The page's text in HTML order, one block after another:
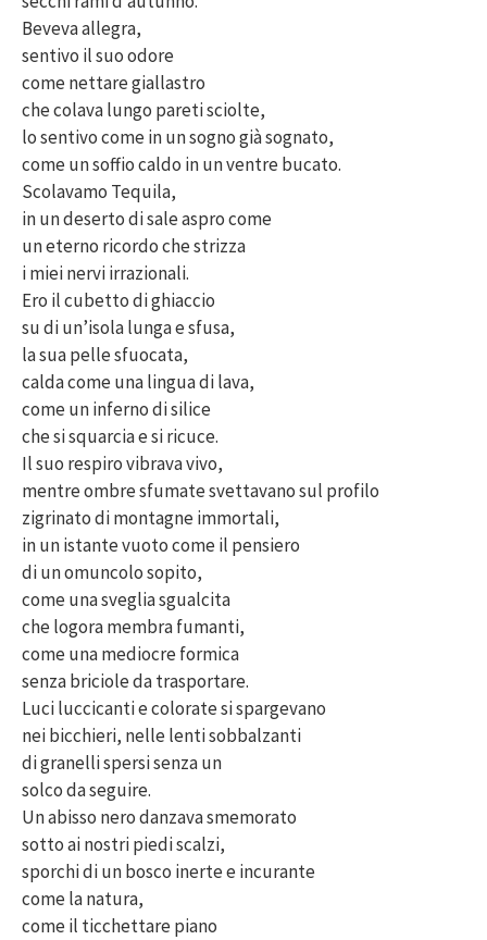
Beveva allegra,
sentivo il suo odore
come nettare giallastro
che colava lungo pareti sciolte,
lo sentivo come in un sogno già sognato,
come un soffio caldo in un ventre bucato.
Scolavamo Tequila,
in un deserto di sale aspro come
un eterno ricordo che strizza
i miei nervi irrazionali.
Ero il cubetto di ghiaccio
su di un’isola lunga e sfusa,
la sua pelle sfuocata,
calda come una lingua di lava,
come un inferno di silice
che si squarcia e si ricuce.
Il suo respiro vibrava vivo,
mentre ombre sfumate svettavano sul profilo
zigrinato di montagne immortali,
in un istante vuoto come il pensiero
di un omuncolo sopito,
come una sveglia sgualcita
che logora membra fumanti,
come una mediocre formica
senza briciole da trasportare.
Luci luccicanti e colorate si spargevano
nei bicchieri, nelle lenti sobbalzanti
di granelli spersi senza un
solco da seguire.
Un abisso nero danzava smemorato
sotto ai nostri piedi scalzi,
sporchi di un bosco inerte e incurante
come la natura,
come il ticchettare piano